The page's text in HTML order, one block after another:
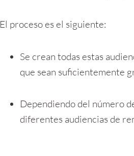
El proceso es el siguiente:
Se crean todas estas
que sean suficientemente
Dependiendo del número
diferentes audiencias de